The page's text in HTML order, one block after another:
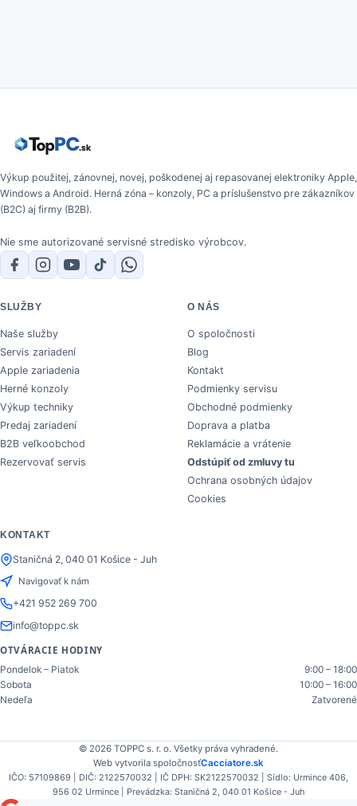
Výkup použitej, zánovnej, novej, poškodenej aj repasovanej elektroniky Apple,
Windows a Android. Herná zóna – konzoly, PC a príslušenstvo pre zákazníkov
(B2C) aj firmy (B2B).
Nie sme autorizované servisné stredisko výrobcov.
SLUŽBY
Naše služby
Servis zariadení
Apple zariadenia
Herné konzoly
Výkup techniky
Predaj zariadení
B2B veľkoobchod
Rezervovať servis
O NÁS
O spoločnosti
Blog
Kontakt
Podmienky servisu
Obchodné podmienky
Doprava a platba
Reklamácie a vrátenie
Odstúpiť od zmluvy tu
Ochrana osobných údajov
Cookies
KONTAKT
Staničná 2, 040 01 Košice - Juh
Navigovať k nám
+421 952 269 700
info@toppc.sk
OTVÁRACIE HODINY
Pondelok – Piatok
9:00 – 18:00
Sobota
10:00 – 16:00
Nedeľa
Zatvorené
© 2026 TOPPC s. r. o. Všetky práva vyhradené.
Web vytvorila spoločnosťCacciatore.sk
IČO: 57109869 | DIČ: 2122570032 | IČ DPH: SK2122570032 | Sídlo: Urmince 406,
956 02 Urmince | Prevádzka: Staničná 2, 040 01 Košice - Juh